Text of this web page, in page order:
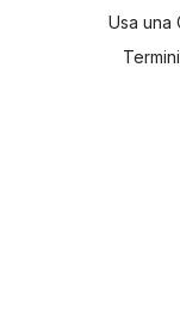
Usa una